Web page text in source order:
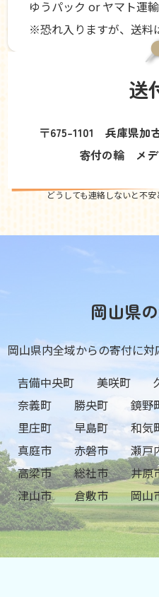
ゆうパック or ヤマト運
※恐れ入りますが、送料
送
〒675-1101 兵庫県加
寄付の輪 メデ
どうしても連絡しないと不安
岡山県
岡山県内全域からの寄付に対
吉備中央町
美咲町
奈義町
勝央町 鏡野
里庄町
早島町 和気
真庭市
赤磐市 瀬戸
高梁市
総社市 井原
津山市
倉敷市 岡山